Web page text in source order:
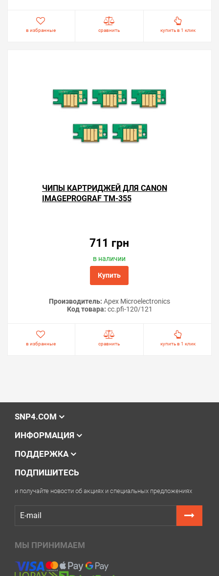
в избранные сравнить купить в 1 клик
ЧИПЫ КАРТРИДЖЕЙ ДЛЯ CANON
IMAGEPROGRAF TM-355
711 грн
в наличии
Купить
Производитель: Apex Microelectronics
Код товара: cc.pfi-120/121
в избранные сравнить купить в 1 клик
SNP4.COM
ИНФОРМАЦИЯ
ПОДДЕРЖКА
ПОДПИШИТЕСЬ
и получайте новости об акциях и специальных предложениях
МЫ ПРИНИМАЕМ